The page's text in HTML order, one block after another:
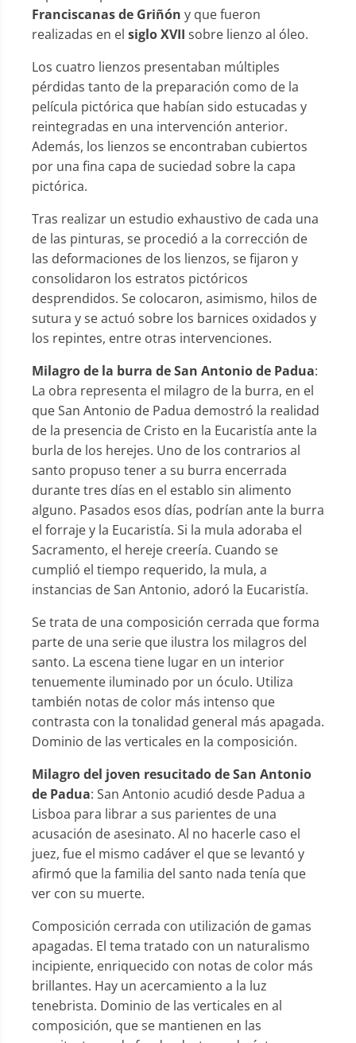
Franciscanas de Griñón y que fueron
realizadas en el siglo XVII sobre lienzo al óleo.
Los cuatro lienzos presentaban múltiples
pérdidas tanto de la preparación como de la
película pictórica que habían sido estucadas y
reintegradas en una intervención anterior.
Además, los lienzos se encontraban cubiertos
por una fina capa de suciedad sobre la capa
pictórica.
Tras realizar un estudio exhaustivo de cada una
de las pinturas, se procedió a la corrección de
las deformaciones de los lienzos, se fijaron y
consolidaron los estratos pictóricos
desprendidos. Se colocaron, asimismo, hilos de
sutura y se actuó sobre los barnices oxidados y
los repintes, entre otras intervenciones.
Milagro de la burra de San Antonio de Padua:
La obra representa el milagro de la burra, en el
que San Antonio de Padua demostró la realidad
de la presencia de Cristo en la Eucaristía ante la
burla de los herejes. Uno de los contrarios al
santo propuso tener a su burra encerrada
durante tres días en el establo sin alimento
alguno. Pasados esos días, podrían ante la burra
el forraje y la Eucaristía. Si la mula adoraba el
Sacramento, el hereje creería. Cuando se
cumplió el tiempo requerido, la mula, a
instancias de San Antonio, adoró la Eucaristía.
Se trata de una composición cerrada que forma
parte de una serie que ilustra los milagros del
santo. La escena tiene lugar en un interior
tenuemente iluminado por un óculo. Utiliza
también notas de color más intenso que
contrasta con la tonalidad general más apagada.
Dominio de las verticales en la composición.
Milagro del joven resucitado de San Antonio
de Padua: San Antonio acudió desde Padua a
Lisboa para librar a sus parientes de una
acusación de asesinato. Al no hacerle caso el
juez, fue el mismo cadáver el que se levantó y
afirmó que la familia del santo nada tenía que
ver con su muerte.
Composición cerrada con utilización de gamas
apagadas. El tema tratado con un naturalismo
incipiente, enriquecido con notas de color más
brillantes. Hay un acercamiento a la luz
tenebrista. Dominio de las verticales en al
composición, que se mantienen en las